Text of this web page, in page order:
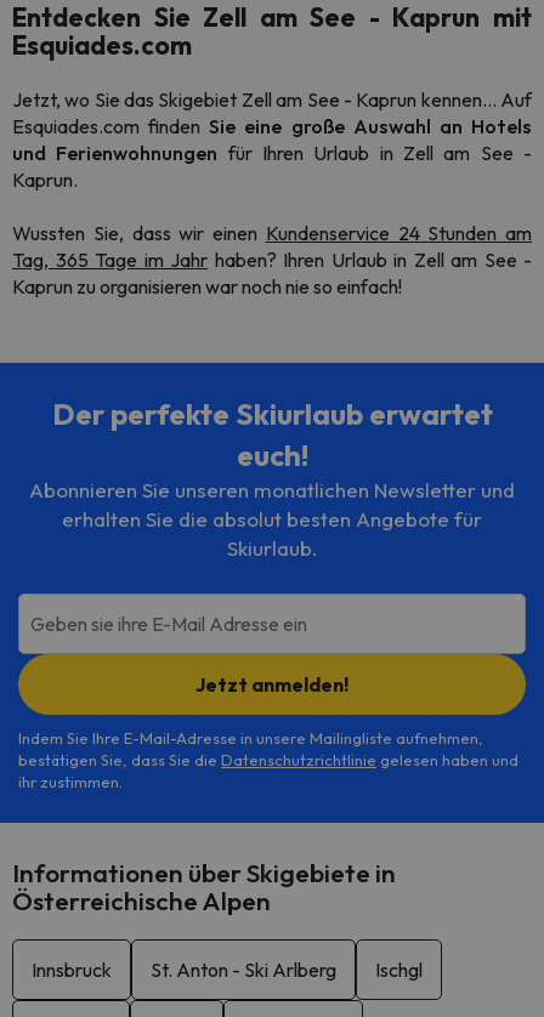
Entdecken Sie Zell am See - Kaprun mit
Esquiades.com
Jetzt, wo Sie das Skigebiet Zell am See - Kaprun kennen... Auf
Esquiades.com findenSie eine große Auswahl an Hotels
und Ferienwohnungen für Ihren Urlaub in Zell am See -
Kaprun.
Wussten Sie, dass wir einen Kundenservice 24 Stunden am
Tag, 365 Tage im Jahr haben? Ihren Urlaub in Zell am See -
Kaprun zu organisieren war noch nie so einfach!
Der perfekte Skiurlaub erwartet
euch!
Abonnieren Sie unseren monatlichen Newsletter und
erhalten Sie die absolut besten Angebote für
Skiurlaub.
Geben sie ihre E-Mail Adresse ein
Jetzt anmelden!
Indem Sie Ihre E-Mail-Adresse in unsere Mailingliste aufnehmen,
bestätigen Sie, dass Sie die Datenschutzrichtlinie gelesen haben und
ihr zustimmen.
Informationen über Skigebiete in
Österreichische Alpen
Innsbruck St. Anton - Ski Arlberg Ischgl